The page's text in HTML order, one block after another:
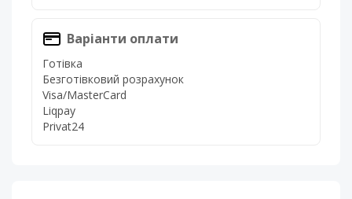
Варіанти оплати
Готівка
Безготівковий розрахунок
Visa/MasterCard
Liqpay
Privat24